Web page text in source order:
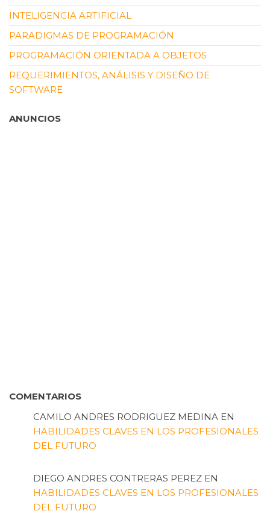
INTELIGENCIA ARTIFICIAL
PARADIGMAS DE PROGRAMACIÓN
PROGRAMACIÓN ORIENTADA A OBJETOS
REQUERIMIENTOS, ANÁLISIS Y DISEÑO DE
SOFTWARE
ANUNCIOS
COMENTARIOS
CAMILO ANDRES RODRIGUEZ MEDINA EN
HABILIDADES CLAVES EN LOS PROFESIONALES
DEL FUTURO
DIEGO ANDRES CONTRERAS PEREZ EN
HABILIDADES CLAVES EN LOS PROFESIONALES
DEL FUTURO